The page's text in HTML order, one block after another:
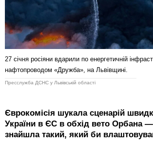
27 січня росіяни вдарили по енергетичній
нафтопроводом «Дружба», на Львівщині.
Пресслужба ДСНС у Львівській області
Єврокомісія шукала сценарій
України в ЄС в обхід вето Орбана
знайшла такий, який би